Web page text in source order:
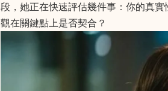
段，她正在快速評估幾件事：你的真
觀在關鍵點上是否契合？